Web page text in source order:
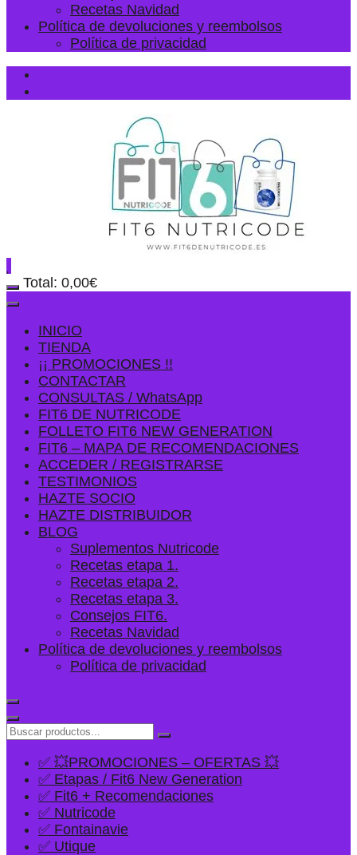
Recetas Navidad
Política de devoluciones y reembolsos
Política de privacidad
Total: 0,00€
INICIO
TIENDA
¡¡ PROMOCIONES !!
CONTACTAR
CONSULTAS / WhatsApp
FIT6 DE NUTRICODE
FOLLETO FIT6 NEW GENERATION
FIT6 – MAPA DE RECOMENDACIONES
ACCEDER / REGISTRARSE
TESTIMONIOS
HAZTE SOCIO
HAZTE DISTRIBUIDOR
BLOG
Suplementos Nutricode
Recetas etapa 1.
Recetas etapa 2.
Recetas etapa 3.
Consejos FIT6.
Recetas Navidad
Política de devoluciones y reembolsos
Política de privacidad
✅ 💥PROMOCIONES – OFERTAS 💥
✅ Etapas / Fit6 New Generation
✅ Fit6 + Recomendaciones
✅ Nutricode
✅ Fontainavie
✅ Utique